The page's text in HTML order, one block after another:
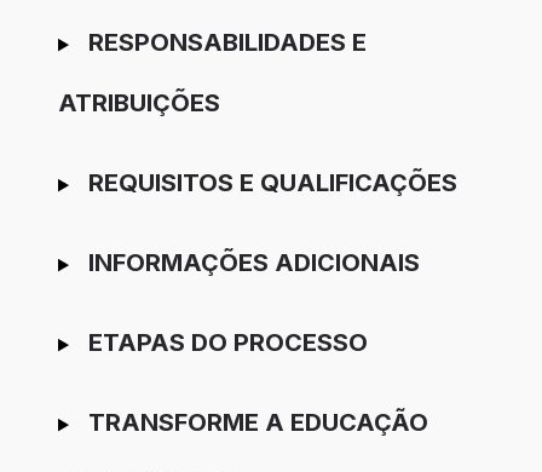
RESPONSABILIDADES E
ATRIBUIÇÕES
REQUISITOS E QUALIFICAÇÕES
INFORMAÇÕES ADICIONAIS
ETAPAS DO PROCESSO
TRANSFORME A EDUCAÇÃO